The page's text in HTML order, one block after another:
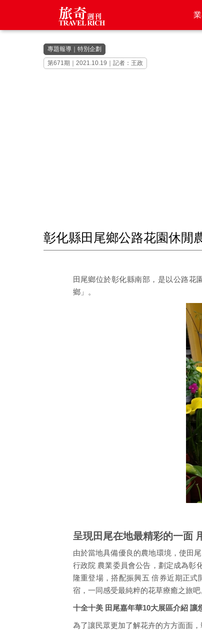
專題報導
特別企劃
第671期｜2021.10.19｜記者：王政
彰化縣田尾鄉公路花園休閒
田尾鄉位於彰化縣南部，是以公路花
鄉」。
呈現田尾在地最精彩的一面
由於當地具備優良的農地環境，使田
行政院 農業委員會公告，劃定成為彰
隆重登場，搭配振興五 倍券近期正
宿，一同感受最純粹的花草療癒之旅吧
十全十美 田尾嘉年華10大展區介紹 讓
為了讓民眾更加了解花卉的方方面面